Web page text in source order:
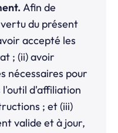
Afin de
du présent
accepté les
; (ii) avoir
nécessaires pour
d'affiliation
; et (iii)
valide et à jour,